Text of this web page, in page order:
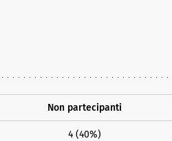
Non partecipanti
4 (40%)